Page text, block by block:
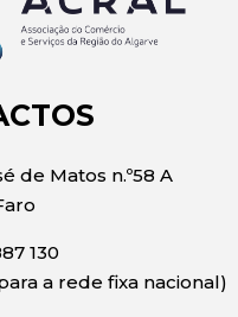
de Matos n.º58 A
130
a rede fixa nacional)